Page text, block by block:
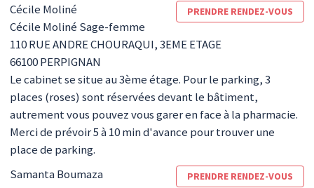
Cécile Moliné PRENDRE RENDEZ-VOUS
Cécile Moliné Sage-femme
110 RUE ANDRE CHOURAQUI, 3EME ETAGE
66100PERPIGNAN
Le cabinet se situe au 3ème étage. Pour le parking, 3
places (roses) sont réservées devant le bâtiment,
autrement vous pouvez vous garer en face à la pharmacie.
Merci de prévoir 5 à 10 min d'avance pour trouver une
place de parking.
SamantaBoumaza PRENDRE RENDEZ-VOUS